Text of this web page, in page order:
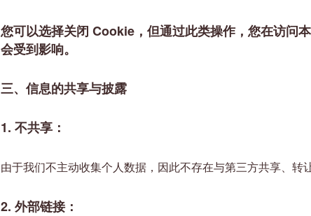
您可以选择关闭 Cookie，但通过此类操作，您在访问
会受到影响。
三、信息的共享与披露
1. 不共享：
由于我们不主动收集个人数据，因此不存在与第三方共享、转
2. 外部链接：